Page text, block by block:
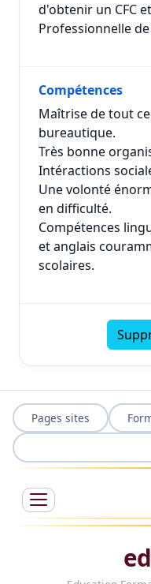
d'obtenir un CFC
Professionnelle
Compétences
Maîtrise de tout
bureautique.
Très bonne
Intéractions
Une volonté
en difficulté.
Compétences
et anglais
scolaires.
Pages sites